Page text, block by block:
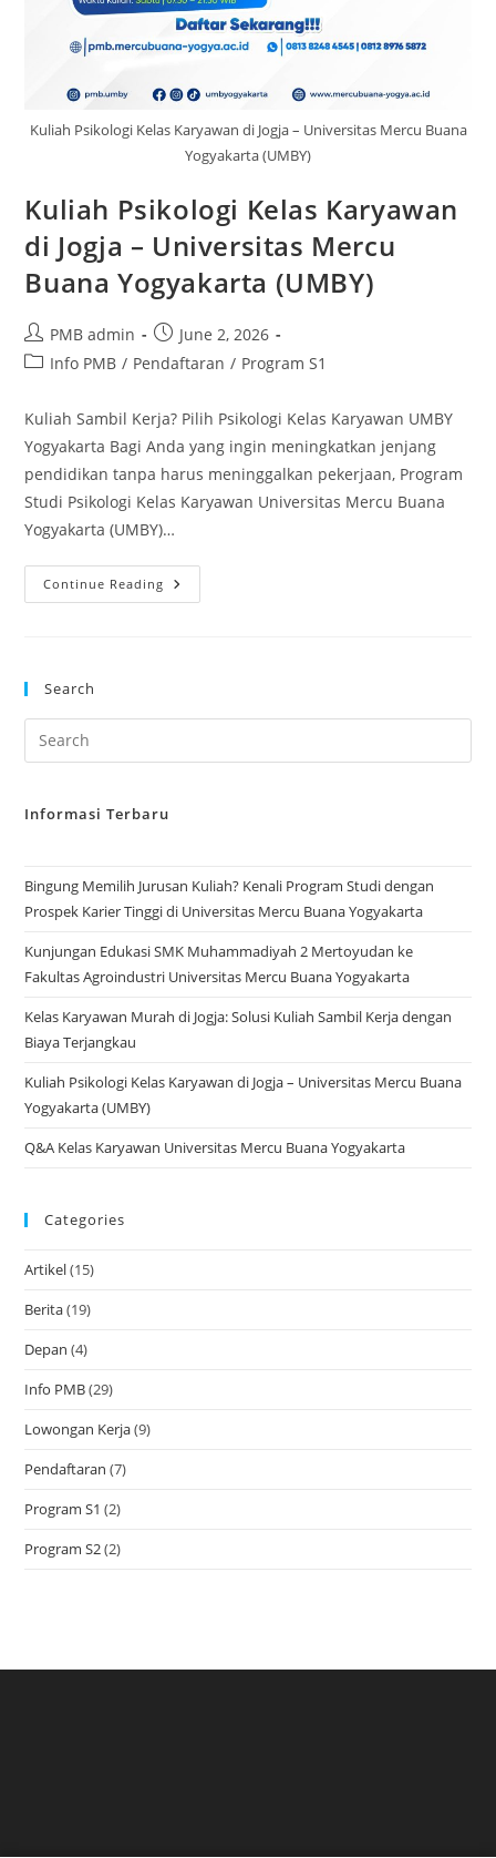
Kuliah Psikologi Kelas Karyawan di Jogja – Universitas Mercu Buana
Yogyakarta (UMBY)
Kuliah Psikologi Kelas Karyawan
di Jogja – Universitas Mercu
Buana Yogyakarta (UMBY)
Post
author:
PMB admin
Post
published:
June 2, 2026
PostInfo PMB / Pendaftaran / Program S1
Kuliah Sambil Kerja? Pilih Psikologi Kelas Karyawan UMBY
Yogyakarta Bagi Anda yang ingin meningkatkan jenjang
pendidikan tanpa harus meninggalkan pekerjaan, Program
Studi Psikologi Kelas Karyawan Universitas Mercu Buana
Yogyakarta (UMBY)…
Continue Reading Kuliah
Psikologi
Buana
Search
Informasi Terbaru
Bingung Memilih Jurusan Kuliah? Kenali Program Studi dengan
Prospek Karier Tinggi di Universitas Mercu Buana Yogyakarta
Kunjungan Edukasi SMK Muhammadiyah 2 Mertoyudan ke
Fakultas Agroindustri Universitas Mercu Buana Yogyakarta
Kelas Karyawan Murah di Jogja: Solusi Kuliah Sambil Kerja dengan
Biaya Terjangkau
Kuliah Psikologi Kelas Karyawan di Jogja – Universitas Mercu Buana
Yogyakarta (UMBY)
Q&A Kelas Karyawan Universitas Mercu Buana Yogyakarta
Categories
Artikel(15)
Berita(19)
Depan (4)
Info PMB(29)
Lowongan Kerja(9)
Pendaftaran (7)
Program S1 (2)
Program S2(2)